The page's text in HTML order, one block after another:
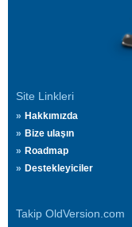
Site Linkleri
Hakkımızda
Bize ulaşın
Roadmap
Destekleyiciler
Takip OldVersion.com